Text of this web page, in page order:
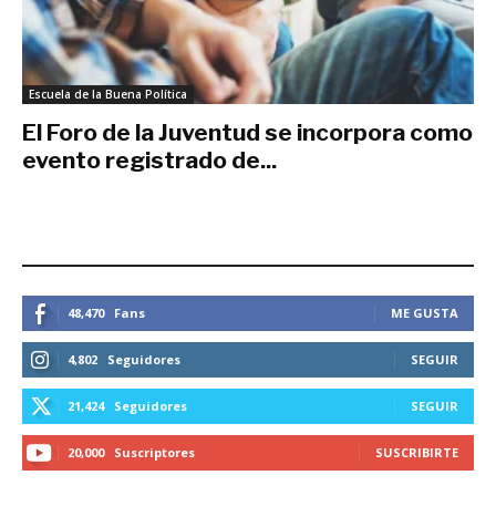
Escuela de la Buena Política
El Foro de la Juventud se incorpora como
evento registrado de...
48,470 Fans ME GUSTA
4,802 Seguidores SEGUIR
21,424 Seguidores SEGUIR
20,000 Suscriptores SUSCRIBIRTE